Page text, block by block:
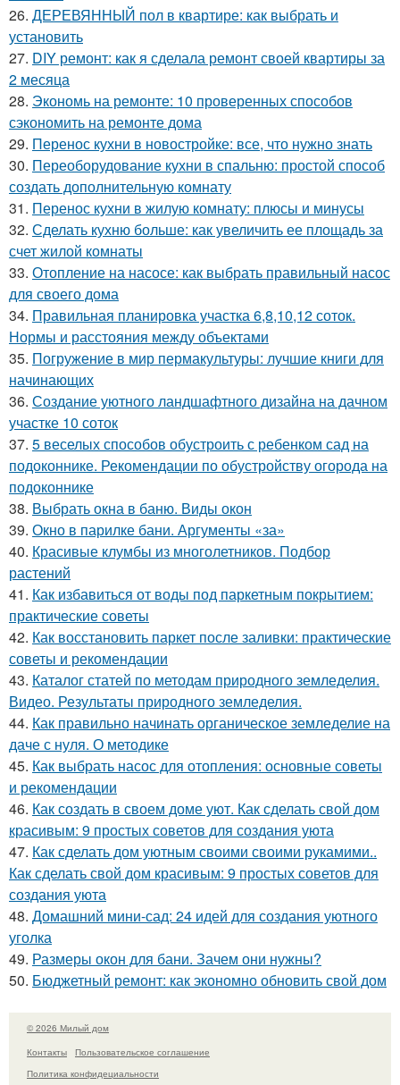
26. ДЕРЕВЯННЫЙ пол в квартире: как выбрать и
установить
27. DIY ремонт: как я сделала ремонт своей квартиры за
2 месяца
28. Экономь на ремонте: 10 проверенных способов
сэкономить на ремонте дома
29. Перенос кухни в новостройке: все, что нужно знать
30. Переоборудование кухни в спальню: простой способ
создать дополнительную комнату
31. Перенос кухни в жилую комнату: плюсы и минусы
32. Сделать кухню больше: как увеличить ее площадь за
счет жилой комнаты
33. Отопление на насосе: как выбрать правильный насос
для своего дома
34. Правильная планировка участка 6,8,10,12 соток.
Нормы и расстояния между объектами
35. Погружение в мир пермакультуры: лучшие книги для
начинающих
36. Создание уютного ландшафтного дизайна на дачном
участке 10 соток
37. 5 веселых способов обустроить с ребенком сад на
подоконнике. Рекомендации по обустройству огорода на
подоконнике
38. Выбрать окна в баню. Виды окон
39. Окно в парилке бани. Аргументы «за»
40. Красивые клумбы из многолетников. Подбор
растений
41. Как избавиться от воды под паркетным покрытием:
практические советы
42. Как восстановить паркет после заливки: практические
советы и рекомендации
43. Каталог статей по методам природного земледелия.
Видео. Результаты природного земледелия.
44. Как правильно начинать органическое земледелие на
даче с нуля. О методике
45. Как выбрать насос для отопления: основные советы
и рекомендации
46. Как создать в своем доме уют. Как сделать свой дом
красивым: 9 простых советов для создания уюта
47. Как сделать дом уютным своими своими рукамими..
Как сделать свой дом красивым: 9 простых советов для
создания уюта
48. Домашний мини-сад: 24 идей для создания уютного
уголка
49. Размеры окон для бани. Зачем они нужны?
50. Бюджетный ремонт: как экономно обновить свой дом
© 2026 Милый дом
Контакты
Пользовательское соглашение
Политика конфидециальности